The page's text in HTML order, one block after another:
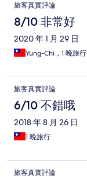
旅客真實評論
8/10 非常好
2020 年 1 月 29 日
Yung-Chi，1 晚旅行
旅客真實評論
6/10 不錯哦
2018 年 8 月 26 日
1 晚旅行
旅客真實評論